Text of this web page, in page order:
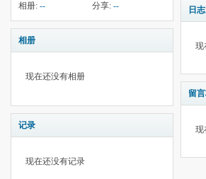
相册: -- 分享: --
相册
现在还没有相册
记录
现在还没有记录
日志
现
留
现